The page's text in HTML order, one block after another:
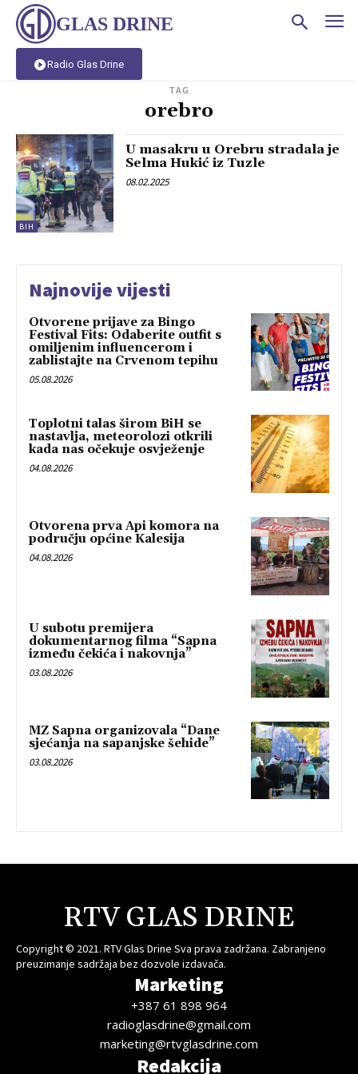
GLAS DRINE
Radio Glas Drine
TAG
orebro
BIH
U masakru u Orebru stradala je
Selma Hukić iz Tuzle
08.02.2025
Najnovije vijesti
Otvorene prijave za Bingo
Festival Fits: Odaberite outfit s
omiljenim influencerom i
zablistajte na Crvenom tepihu
05.08.2026
Toplotni talas širom BiH se
nastavlja, meteorolozi otkrili
kada nas očekuje osvježenje
04.08.2026
Otvorena prva Api komora na
području općine Kalesija
04.08.2026
U subotu premijera
dokumentarnog filma “Sapna
između čekića i nakovnja”
03.08.2026
MZ Sapna organizovala “Dane
sjećanja na sapanjske šehide”
03.08.2026
RTV GLAS DRINE
Copyright © 2021. RTV Glas Drine Sva prava zadržana. Zabranjeno
preuzimanje sadržaja bez dozvole izdavača.
Marketing
+387 61 898 964
radioglasdrine@gmail.com
marketing@rtvglasdrine.com
Redakcija